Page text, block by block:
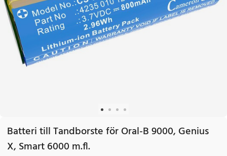
Batteri till Tandborste för Oral-B 9000, Genius
X, Smart 6000 m.fl.